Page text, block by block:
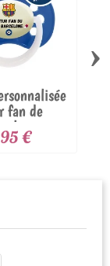
fan de
€
›